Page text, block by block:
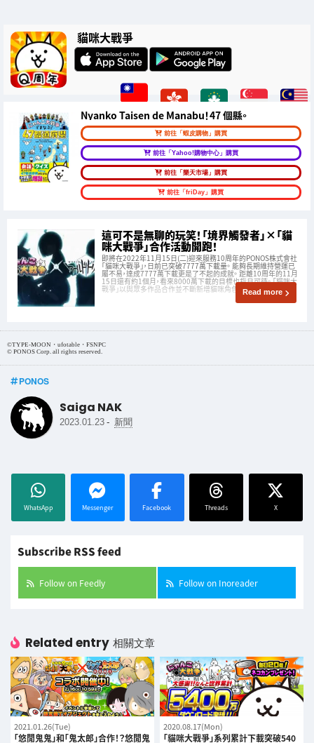
貓咪大戰爭
Nyanko Taisen de Manabu！47 個縣。
前往「蝦皮購物」購買
前往「Yahoo!購物中心」購買
前往「樂天市場」購買
前往「friDay」購買
這可不是無聊的玩笑！「境界觸發者」×「貓
咪大戰爭」合作活動開跑！
即將在2022年11月15日(二)迎來服務10周年的PONOS株式會社
「貓咪大戰爭」，日前已突破7777萬下載量。 能夠長期維持營運已
屬不易，達成7777萬下載更是了不起的成就。 距離10周年的11月
15日還有約1個月，看來8000萬下載的目標也指日可待。 「貓咪大
戰爭」以與眾多作品合作並不斷新增貓咪角色聞名，現Read more
©TYPE-MOON・ufotable・FSNPC
© PONOS Corp. all rights reserved.
PONOS
Saiga NAK
2023.01.23 - 新聞
WhatsApp Messenger Facebook Threads X
Subscribe RSS feed
Follow on Feedly Follow on Inoreader
Related entry 相關文章
2021.01.26(Tue)
「悠閒鬼鬼」和「鬼太郎」合作！？悠閒鬼
2020.08.17(Mon)
「貓咪大戰爭」系列累計下載突破540